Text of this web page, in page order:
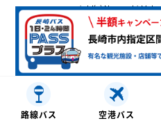
路線バス 空港バス
copyright(c) Nagasaki